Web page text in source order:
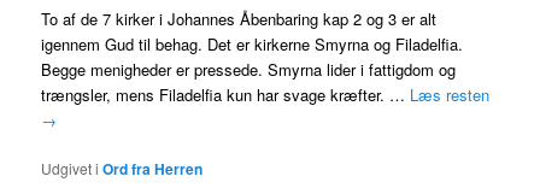
To af de 7 kirker i Johannes Åbenbaring kap 2 og 3 er alt
igennem Gud til behag. Det er kirkerne Smyrna og Filadelfia.
Begge menigheder er pressede. Smyrna lider i fattigdom og
trængsler, mens Filadelfia kun har svage kræfter. … Læs resten
→
Udgivet i Ord fra Herren